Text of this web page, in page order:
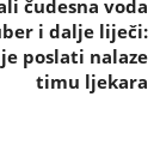
čudesna voda
i dalje liječi:
poslati nalaze
timu ljekara